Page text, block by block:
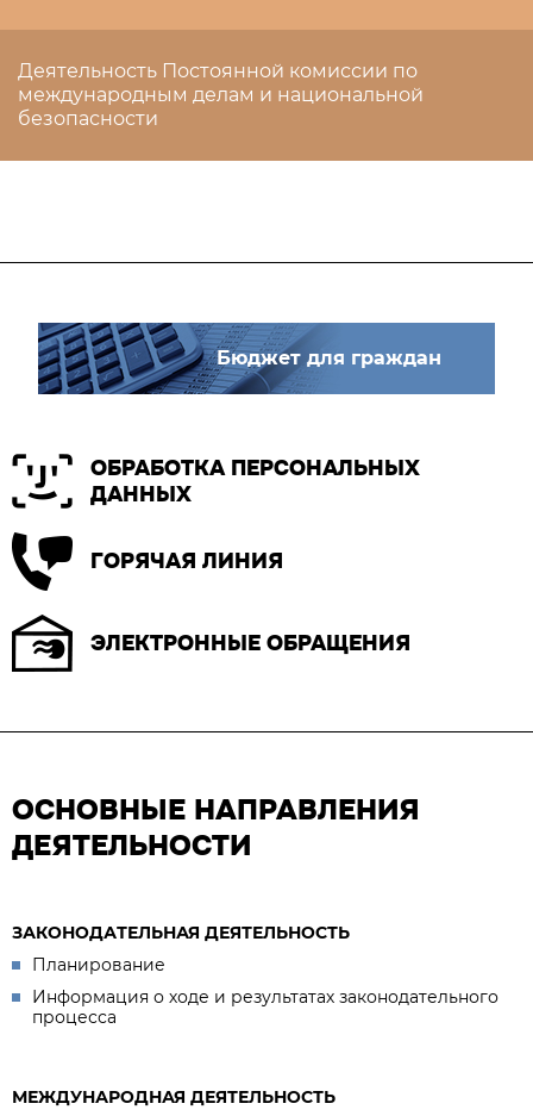
Деятельность Постоянной комиссии по
международным делам и национальной
безопасности
Бюджет для граждан
ОБРАБОТКА ПЕРСОНАЛЬНЫХ
ДАННЫХ
ГОРЯЧАЯ ЛИНИЯ
ЭЛЕКТРОННЫЕ ОБРАЩЕНИЯ
ОСНОВНЫЕ НАПРАВЛЕНИЯ
ДЕЯТЕЛЬНОСТИ
ЗАКОНОДАТЕЛЬНАЯ ДЕЯТЕЛЬНОСТЬ
Планирование
Информация о ходе и результатах законодательного
процесса
МЕЖДУНАРОДНАЯ ДЕЯТЕЛЬНОСТЬ